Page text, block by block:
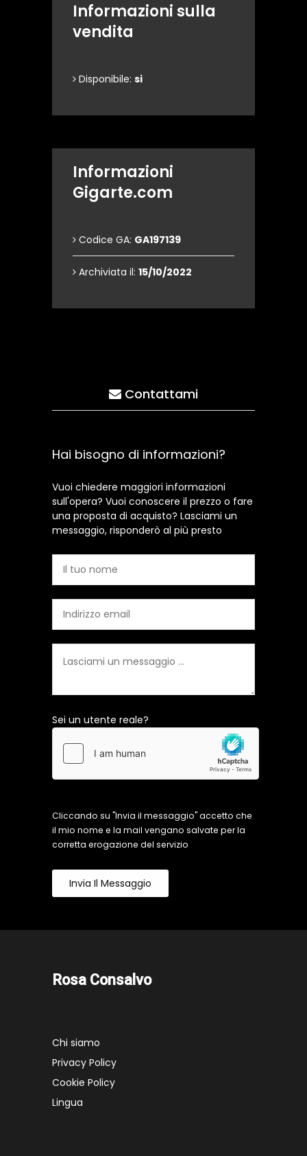
Informazioni sulla
vendita
Disponibile: si
Informazioni
Gigarte.com
Codice GA: GA197139
Archiviata il: 15/10/2022
Contattami
Hai bisogno di informazioni?
Vuoi chiedere maggiori informazioni
sull'opera? Vuoi conoscere il prezzo o fare
una proposta di acquisto? Lasciami un
messaggio, risponderò al più presto
Sei un utente reale?
Cliccando su "Invia il messaggio" accetto che
il mio nome e la mail vengano salvate per la
corretta erogazione del servizio
Invia Il Messaggio
Rosa Consalvo
Chi siamo
Privacy Policy
Cookie Policy
Lingua